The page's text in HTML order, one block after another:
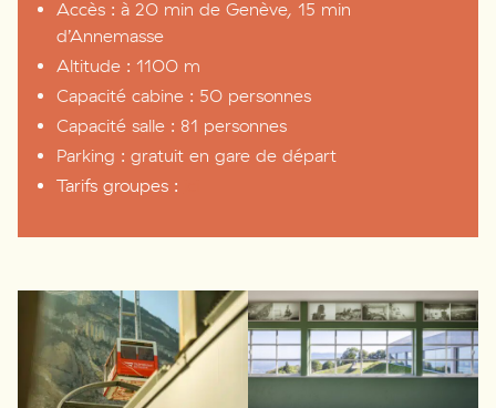
Accès : à 20 min de Genève, 15 min
d’Annemasse
Altitude : 1100 m
Capacité cabine : 50 personnes
Capacité salle : 81 personnes
Parking : gratuit en gare de départ
Tarifs groupes :